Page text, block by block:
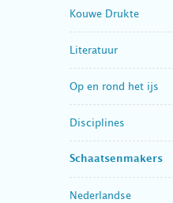
Kouwe Drukte
Literatuur
Op en rond het ijs
Disciplines
Schaatsenmakers
Nederlandse